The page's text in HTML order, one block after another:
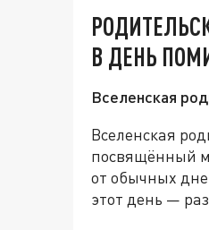
В ДЕНЬ
Вселенская
Вселенская
посвящённый
от обычных
этот день —